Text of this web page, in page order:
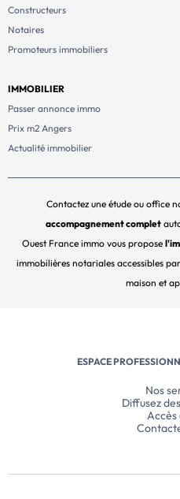
Constructeurs
Notaires
Promoteurs immobiliers
IMMOBILIER
Passer annonce immo
Prix m2 Angers
Actualité immobilier
Contactez une étude ou office
accompagnement complet
Ouest France immo vous propose
immobilières notariales accessibles
maison et
ESPACE
Nos
Diffusez
Accès